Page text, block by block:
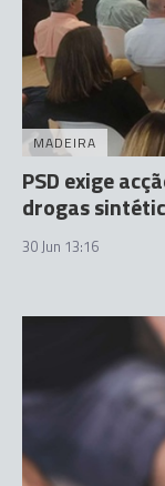
MADEIRA
PSD exige
drogas
30 Jun 13:16